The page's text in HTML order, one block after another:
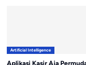
Artificial Intelligence
Aplikasi Kasir Aja